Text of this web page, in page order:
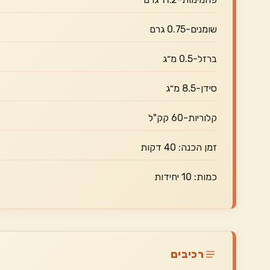
שומנים-0.75 גרם
ברזל-0.5 מ״ג
סידן-8.5 מ״ג
קלוריות-60 קק"ל
זמן הכנה: 40 דקות
כמות: 10 יחידות
רכיבים